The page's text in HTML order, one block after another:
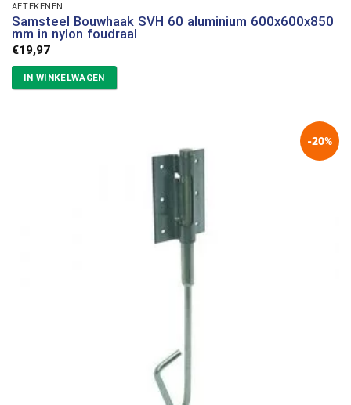
AFTEKENEN
Samsteel Bouwhaak SVH 60 aluminium 600x600x850
mm in nylon foudraal
€19,97
IN WINKELWAGEN
-20%